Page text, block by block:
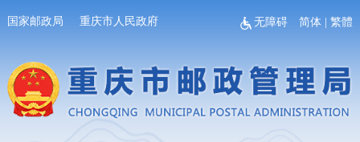
国家邮政局 重庆市人民政府 无障碍 简体 |繁體